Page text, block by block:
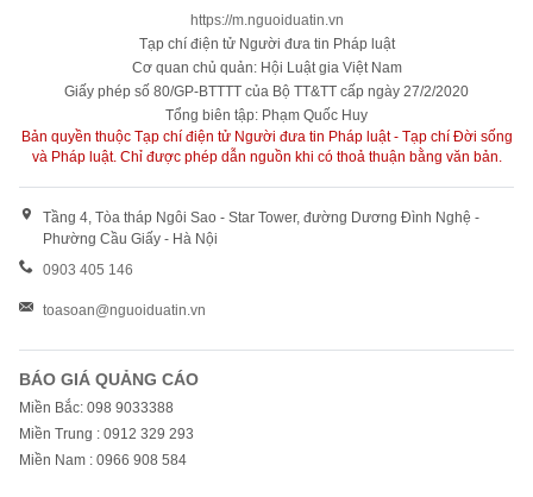
https://m.nguoiduatin.vn
Tạp chí điện tử Người đưa tin Pháp luật
Cơ quan chủ quản: Hội Luật gia Việt Nam
Giấy phép số 80/GP-BTTTT của Bộ TT&TT cấp ngày 27/2/2020
Tổng biên tập: Phạm Quốc Huy
Bản quyền thuộc Tạp chí điện tử Người đưa tin Pháp luật - Tạp chí Đời sống
và Pháp luật. Chỉ được phép dẫn nguồn khi có thoả thuận bằng văn bản.
Tầng 4, Tòa tháp Ngôi Sao - Star Tower, đường Dương Đình Nghệ -
Phường Cầu Giấy - Hà Nội
0903 405 146
toasoan@nguoiduatin.vn
BÁO GIÁ QUẢNG CÁO
Miền Bắc: 098 9033388
Miền Trung : 0912 329 293
Miền Nam : 0966 908 584